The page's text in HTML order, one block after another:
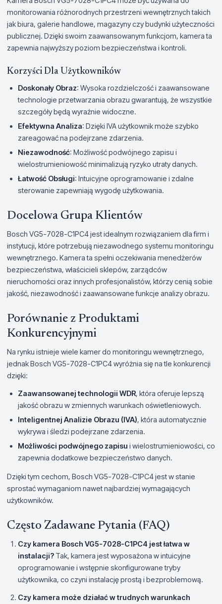
monitorowania różnorodnych przestrzeni wewnętrznych takich
jak biura, galerie handlowe, magazyny czy budynki użyteczności
publicznej. Dzięki swoim zaawansowanym funkcjom, kamera ta
zapewnia najwyższy poziom bezpieczeństwa i kontroli.
Korzyści Dla Użytkowników
Doskonały Obraz: Wysoka rozdzielczość i zaawansowane
technologie przetwarzania obrazu gwarantują, że wszystkie
szczegóły będą wyraźnie widoczne.
Efektywna Analiza: Dzięki IVA użytkownik może szybko
zareagować na podejrzane zdarzenia.
Niezawodność: Możliwość podwójnego zapisu i
wielostrumieniowość minimalizują ryzyko utraty danych.
Łatwość Obsługi: Intuicyjne oprogramowanie i zdalne
sterowanie zapewniają wygodę użytkowania.
Docelowa Grupa Klientów
Bosch VG5-7028-C1PC4 jest idealnym rozwiązaniem dla firm i
instytucji, które potrzebują niezawodnego systemu monitoringu
wewnętrznego. Kamera ta spełni oczekiwania menedżerów
bezpieczeństwa, właścicieli sklepów, zarządców
nieruchomości oraz innych profesjonalistów, którzy cenią sobie
jakość, niezawodność i zaawansowane funkcje analizy obrazu.
Porównanie z Produktami
Konkurencyjnymi
Na rynku istnieje wiele kamer do monitoringu wewnętrznego,
jednak Bosch VG5-7028-C1PC4 wyróżnia się na tle konkurencji
dzięki:
Zaawansowanej technologii WDR, która oferuje lepszą
jakość obrazu w zmiennych warunkach oświetleniowych.
Inteligentnej Analizie Obrazu (IVA), która automatycznie
wykrywa i śledzi podejrzane zdarzenia.
Możliwości podwójnego zapisu i wielostrumieniowości, co
zapewnia dodatkowe bezpieczeństwo danych.
Dzięki tym cechom, Bosch VG5-7028-C1PC4 jest w stanie
sprostać wymaganiom nawet najbardziej wymagających
użytkowników.
Często Zadawane Pytania (FAQ)
Czy kamera Bosch VG5-7028-C1PC4 jest łatwa w
instalacji? Tak, kamera jest wyposażona w intuicyjne
oprogramowanie i wstępnie skonfigurowane tryby
użytkownika, co czyni instalację prostą i bezproblemową.
Czy kamera może działać w trudnych warunkach